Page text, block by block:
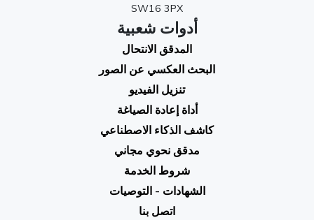
SW16 3PX
أدوات شعبية
المدقق الانتحال
البحث العكسي عن الصور
تنزيل الفيديو
أداة إعادة الصياغة
كاشف الذكاء الاصطناعي
مدقق نحوي مجاني
شروط الخدمة
الشهادات - التوصيات
اتصل بنا